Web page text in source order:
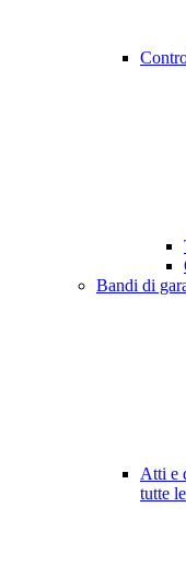
Bandi di
Atti e
tutte